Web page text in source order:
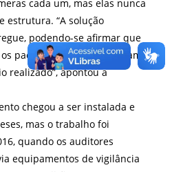
cada um, mas elas nunca
estrutura. “A solução
podendo-se afirmar que
pacientes não encontraram
realizado”, apontou a
chegou a ser instalada e
mas o trabalho foi
quando os auditores
equipamentos de vigilância